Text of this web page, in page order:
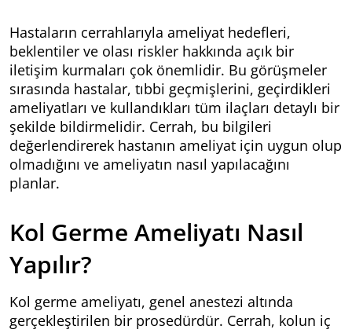
Hastaların cerrahlarıyla ameliyat hedefleri,
beklentiler ve olası riskler hakkında açık bir
iletişim kurmaları çok önemlidir. Bu görüşmeler
sırasında hastalar, tıbbi geçmişlerini, geçirdikleri
ameliyatları ve kullandıkları tüm ilaçları detaylı bir
şekilde bildirmelidir. Cerrah, bu bilgileri
değerlendirerek hastanın ameliyat için uygun olup
olmadığını ve ameliyatın nasıl yapılacağını
planlar.
Kol Germe Ameliyatı Nasıl
Yapılır?
Kol germe ameliyatı, genel anestezi altında
gerçekleştirilen bir prosedürdür. Cerrah, kolun iç